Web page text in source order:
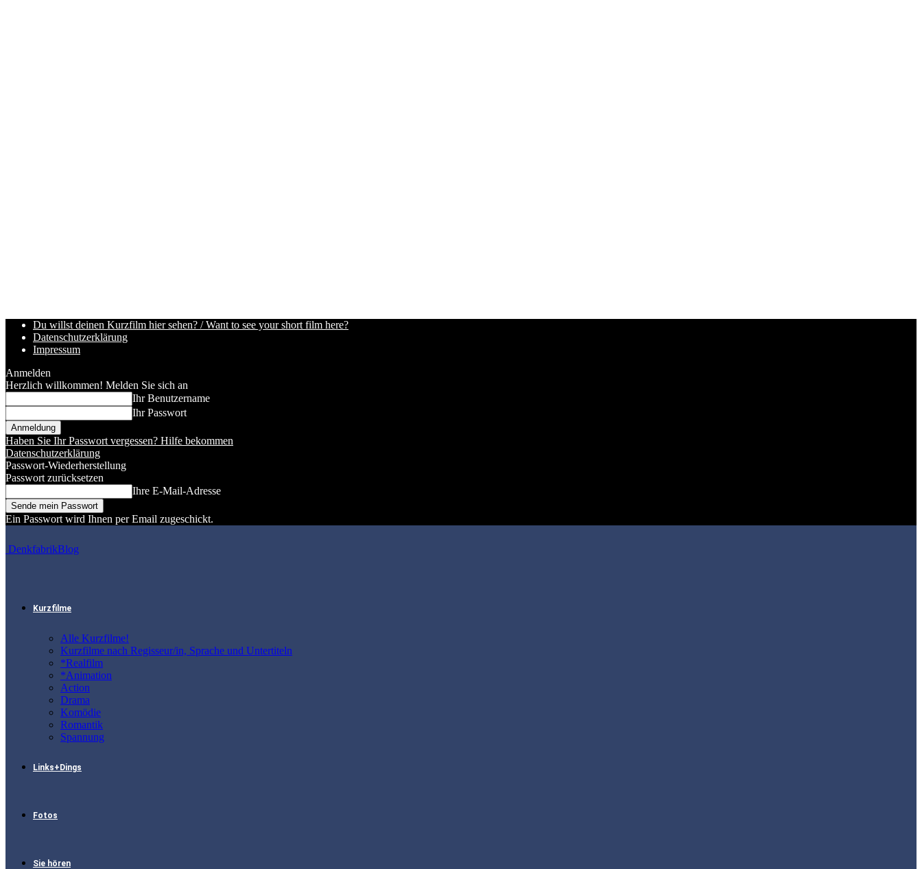
Du willst deinen Kurzfilm hier sehen? / Want to see your short film here?
Datenschutzerklärung
Impressum
Anmelden
Herzlich willkommen! Melden Sie sich an
Ihr Benutzername
Ihr Passwort
Haben Sie Ihr Passwort vergessen? Hilfe bekommen
Datenschutzerklärung
Passwort-Wiederherstellung
Passwort zurücksetzen
Ihre E-Mail-Adresse
Ein Passwort wird Ihnen per Email zugeschickt.
DenkfabrikBlog
Kurzfilme
Alle Kurzfilme!
Kurzfilme nach Regisseur/in, Sprache und Untertiteln
*Realfilm
*Animation
Action
Drama
Komödie
Romantik
Spannung
Links+Dings
Fotos
Sie hören